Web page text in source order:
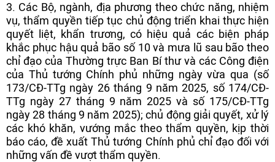
3. Các Bộ, ngành, địa phương theo chức năng, nhiệm
vụ, thẩm quyền tiếp tục chủ động triển khai thực hiện
quyết liệt, khẩn trương, có hiệu quả các biện pháp
khắc phục hậu quả bão số 10 và mưa lũ sau bão theo
chỉ đạo của Thường trực Ban Bí thư và các Công điện
của Thủ tướng Chính phủ những ngày vừa qua (số
173/CĐ-TTg ngày 26 tháng 9 năm 2025, số 174/CĐ-
TTg ngày 27 tháng 9 năm 2025 và số 175/CĐ-TTg
ngày 28 tháng 9 năm 2025); chủ động giải quyết, xử lý
các khó khăn, vướng mắc theo thẩm quyền, kịp thời
báo cáo, đề xuất Thủ tướng Chính phủ chỉ đạo đối với
những vấn đề vượt thẩm quyền.